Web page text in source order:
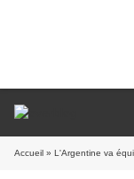
Accueil » L'Argentine va équiper ses